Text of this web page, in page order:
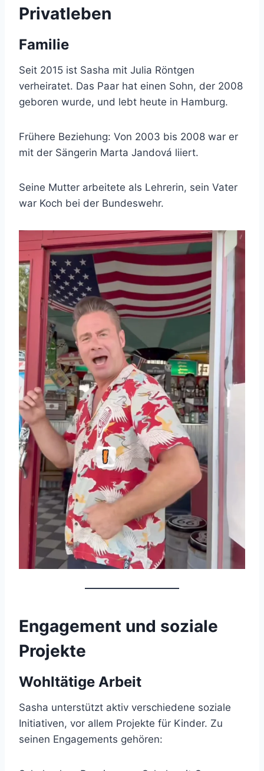
Privatleben
Familie
Seit 2015 ist Sasha mit Julia Röntgen
verheiratet. Das Paar hat einen Sohn, der 2008
geboren wurde, und lebt heute in Hamburg.
Frühere Beziehung: Von 2003 bis 2008 war er
mit der Sängerin Marta Jandová liiert.
Seine Mutter arbeitete als Lehrerin, sein Vater
war Koch bei der Bundeswehr.
Engagement und soziale
Projekte
Wohltätige Arbeit
Sasha unterstützt aktiv verschiedene soziale
Initiativen, vor allem Projekte für Kinder. Zu
seinen Engagements gehören: